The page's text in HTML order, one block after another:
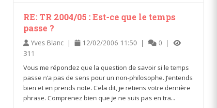
RE: TR 2004/05 : Est-ce que le temps
passe ?
Yves Blanc | 12/02/2006 11:50 |
0 |
311
Vous me répondez que la question de savoir si le temps
passe n’a pas de sens pour un non-philosophe. J’entends
bien et en prends note. Cela dit, je retiens votre dernière
phrase. Comprenez bien que je ne suis pas en tra...